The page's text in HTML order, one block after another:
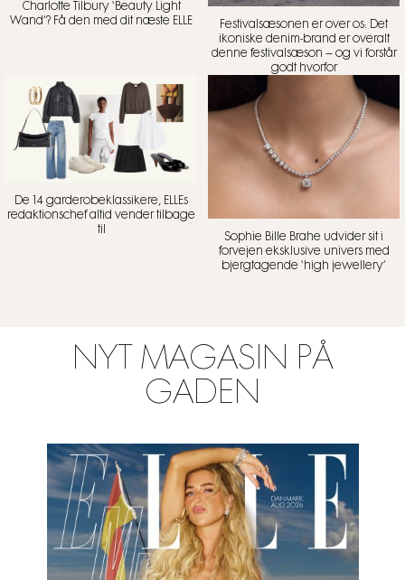
Charlotte Tilbury ‘Beauty Light
Wand’? Få den med dit næste ELLE
Festivalsæsonen er over os: Det
ikoniske denim-brand er overalt
denne festivalsæson – og vi forstår
godt hvorfor
De 14 garderobeklassikere, ELLEs
redaktionschef altid vender tilbage
til
Sophie Bille Brahe udvider sit i
forvejen eksklusive univers med
bjergtagende ‘high jewellery’
NYT MAGASIN PÅ
GADEN